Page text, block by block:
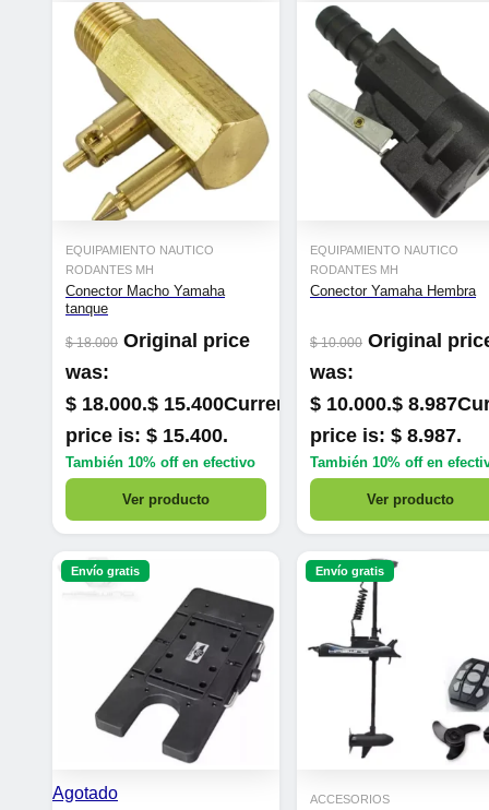
EQUIPAMIENTO NAUTICO
RODANTES MH
Conector Macho Yamaha
tanque
$18.000 Original price
was:
$ 18.000.$ 15.400Current
price is: $ 15.400.
También 10% offen efectivo
Ver producto
EQUIPAMIENTO NAUTICO
RODANTES MH
Conector Yamaha Hembra
$10.000 Original
was:
$ 10.000.$ 8.987
price is: $ 8.987.
También 10% offen
Ver producto
Envío gratis
Agotado
Envío gratis
ACCESORIOS